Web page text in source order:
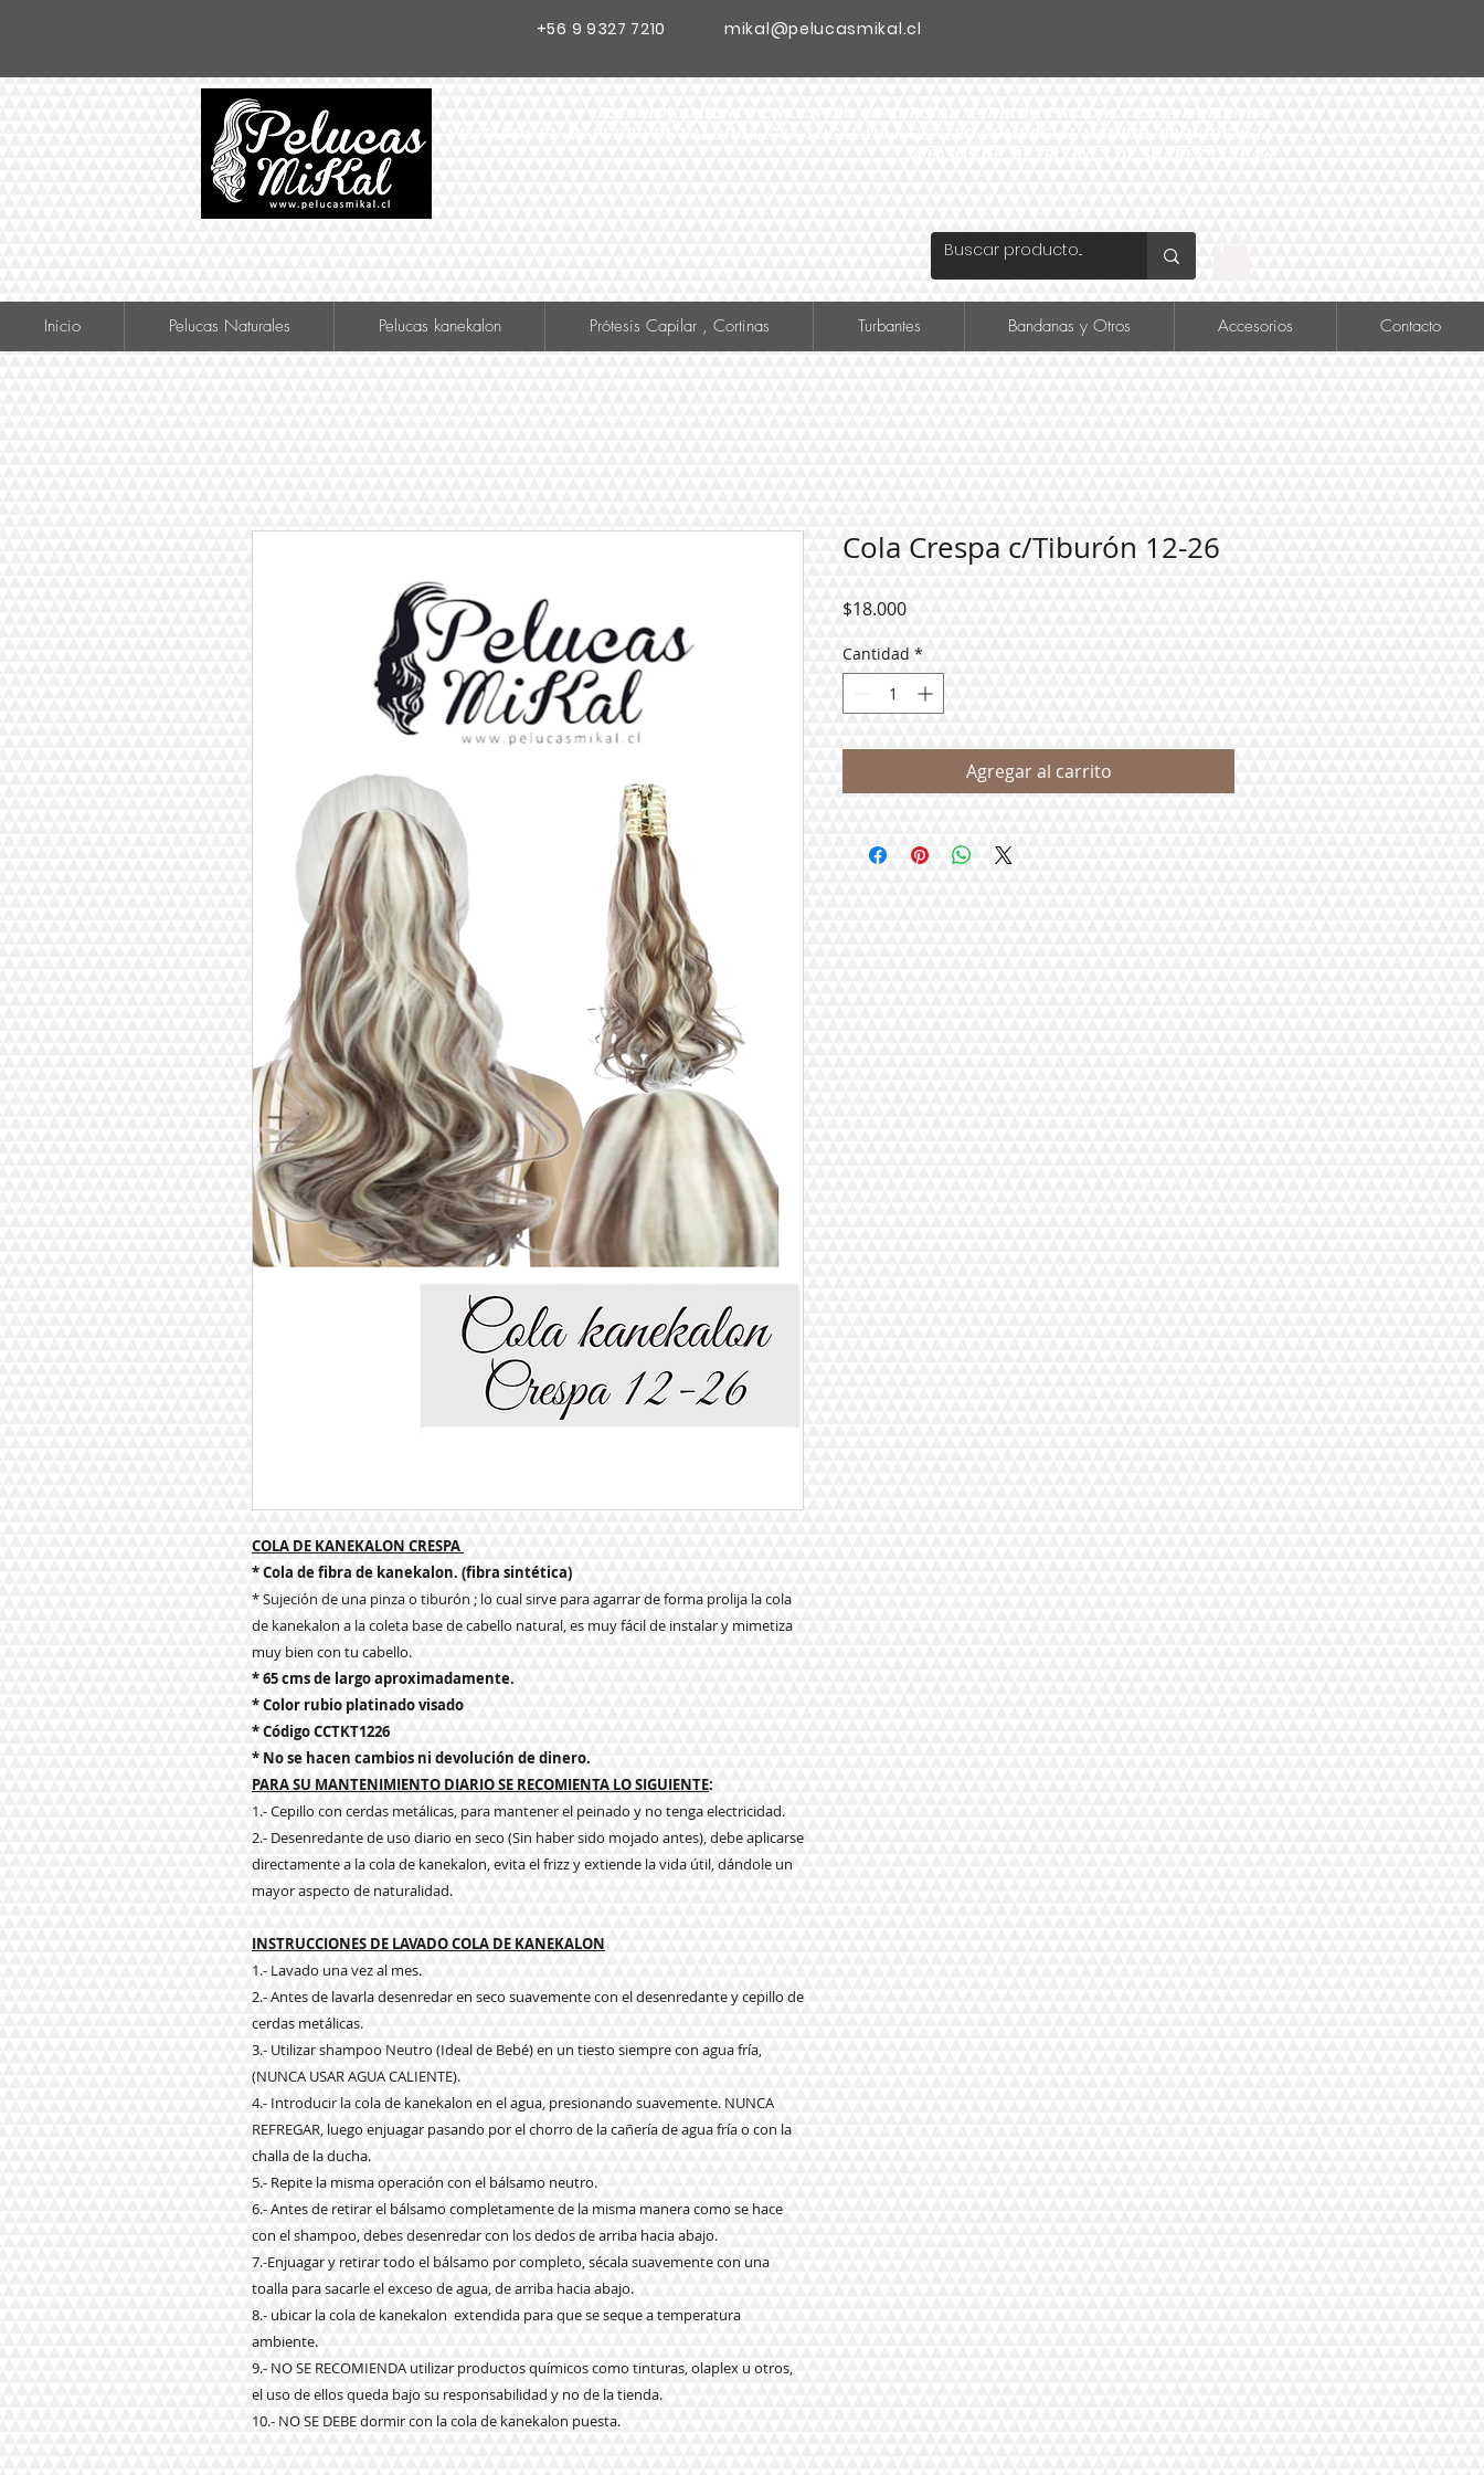
+56 9 9327 7210 mikal@pelucasmikal.cl
Inicio Pelucas Naturales Pelucas kanekalon Prótesis Capilar , Cortinas Turbantes Bandanas y Otros Accesorios Contacto
COLA DE KANEKALON CRESPA
* Cola de fibra de kanekalon. (fibra sintética)
* Sujeción de una pinza o tiburón ; lo cual sirve para agarrar de forma prolija la cola
de kanekalon a la coleta base de cabello natural, es muy fácil de instalar y mimetiza
muy bien con tu cabello.
* 65 cms de largo aproximadamente.
* Color rubio platinado visado
* Código CCTKT1226
* No se hacen cambios ni devolución de dinero.
PARA SU MANTENIMIENTO DIARIO SE RECOMIENTA LO SIGUIENTE:
1.- Cepillo con cerdas metálicas, para mantener el peinado y no tenga electricidad.
2.- Desenredante de uso diario en seco (Sin haber sido mojado antes), debe aplicarse
directamente a la cola de kanekalon, evita el frizz y extiende la vida útil, dándole un
mayor aspecto de naturalidad.
INSTRUCCIONES DE LAVADO COLA DE KANEKALON
1.- Lavado una vez al mes.
2.- Antes de lavarla desenredar en seco suavemente con el desenredante y cepillo de
cerdas metálicas.
3.- Utilizar shampoo Neutro (Ideal de Bebé) en un tiesto siempre con agua fría,
(NUNCA USAR AGUA CALIENTE).
4.- Introducir la cola de kanekalon en el agua, presionando suavemente. NUNCA
REFREGAR, luego enjuagar pasando por el chorro de la cañería de agua fría o con la
challa de la ducha.
5.- Repite la misma operación con el bálsamo neutro.
6.- Antes de retirar el bálsamo completamente de la misma manera como se hace
con el shampoo, debes desenredar con los dedos de arriba hacia abajo.
7.-Enjuagar y retirar todo el bálsamo por completo, sécala suavemente con una
toalla para sacarle el exceso de agua, de arriba hacia abajo.
8.- ubicar la cola de kanekalon extendida para que se seque a temperatura
ambiente.
9.- NO SE RECOMIENDA utilizar productos químicos como tinturas, olaplex u otros,
el uso de ellos queda bajo su responsabilidad y no de la tienda.
10.- NO SE DEBE dormir con la cola de kanekalon puesta.
Cola Crespa c/Tiburón 12-26
$18.000Precio
Cantidad *
Agregar al carrito